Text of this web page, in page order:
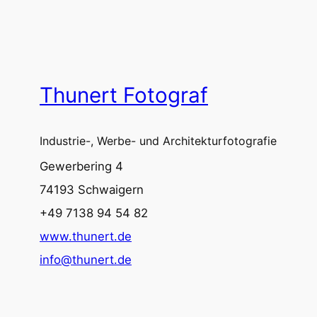
Thunert Fotograf
Industrie-, Werbe- und Architekturfotografie
Gewerbering 4
74193 Schwaigern
+49 7138 94 54 82
www.thunert.de
info@thunert.de